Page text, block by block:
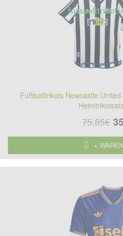
Fußballtrikots Newcastle
75,85€
+